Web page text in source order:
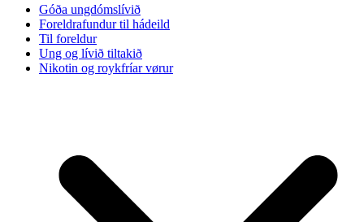
Facebook
Góða ungdómslívið
Foreldrafundur til hádeild
Til foreldur
Ung og lívið tiltakið
Nikotin og roykfríar vørur